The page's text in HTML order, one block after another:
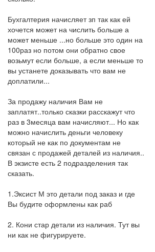
Бухгалтерия начисляет зп так как ей
хочется может на числить больше а
может меньше ...но больше это один на
100раз но потом они обратно свое
возьмут если больше, а если меньше то
вы устанете доказывать что вам не
доплатили...
За продажу наличия Вам не
заплатят..только сказки расскажут что
раз в 3месяца вам начисляют... Но как
можно начислить деньги человеку
который не как по документам не
связан с продажей деталей из наличия..
В экзисте есть 2 подразделения так
сказать.
1.Эксист М это детали под заказ и где
Вы будите оформлены как раб
2. Кони стар детали из наличия. Тут вы
ни как не фигурируете.